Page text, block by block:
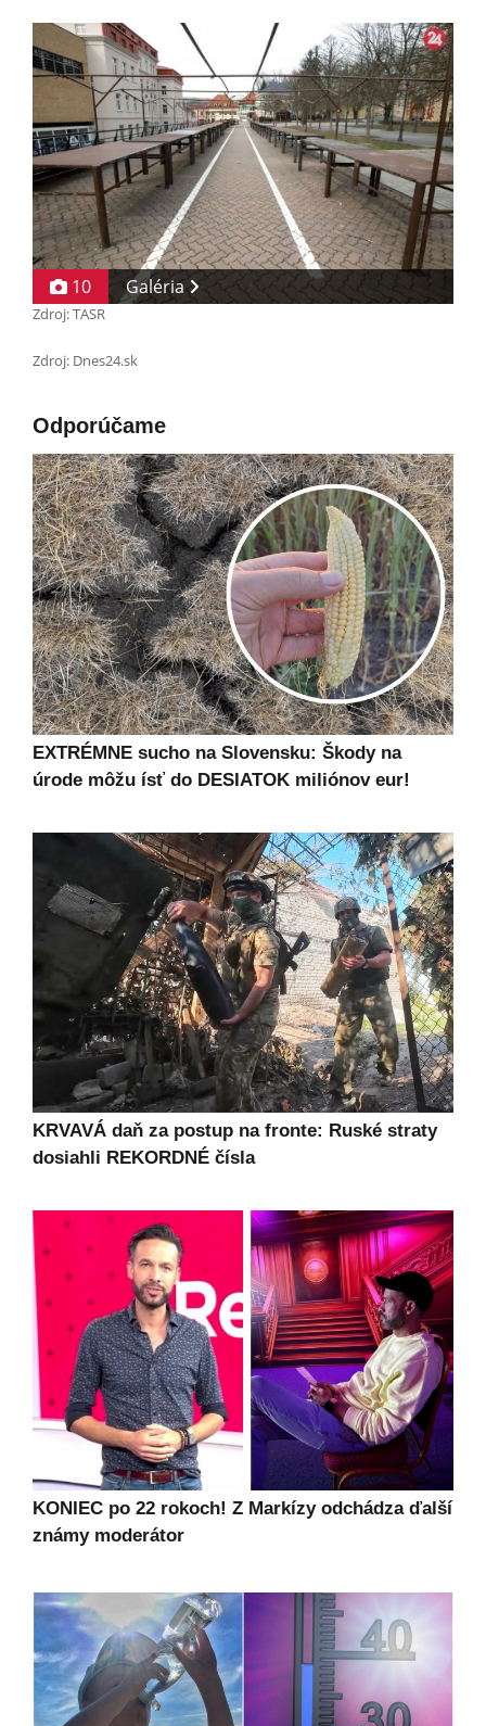
10 Galéria
Zdroj: TASR
Zdroj: Dnes24.sk
Odporúčame
EXTRÉMNE sucho na Slovensku: Škody na
úrode môžu ísť do DESIATOK miliónov eur!
KRVAVÁ daň za postup na fronte: Ruské straty
dosiahli REKORDNÉ čísla
KONIEC po 22 rokoch! Z Markízy odchádza ďalší
známy moderátor